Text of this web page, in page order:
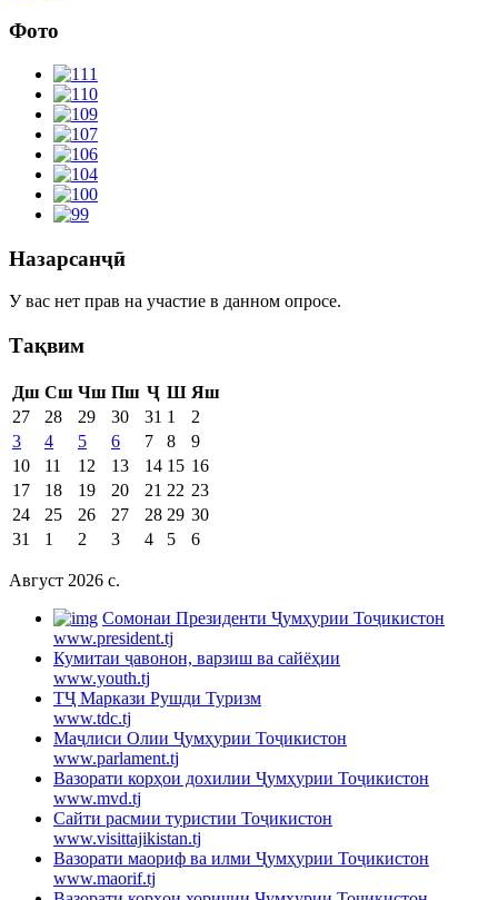
Фото
Назарсанҷӣ
У вас нет прав на участие в данном опросе.
Тақвим
Дш Сш Чш Пш Ҷ Ш Яш
27
28 29 30 31 1
2
3
4 5 6 7 8
9
10
11 12 13 14 15 16
17
18 19 20 21 22 23
24
25 26 27 28 29 30
31
1 2 3 4 5 6
Август 2026 c.
Cомонаи Президенти Ҷумҳурии Тоҷикистон
www.president.tj
Кумитаи ҷавонон, варзиш ва сайёҳии
www.youth.tj
ТҶ Маркази Рушди Туризм
www.tdc.tj
Маҷлиси Олии Ҷумҳурии Тоҷикистон
www.parlament.tj
Вазорати корҳои дохилии Ҷумҳурии Тоҷикистон
www.mvd.tj
Сайти расмии туристии Тоҷикистон
www.visittajikistan.tj
Вазорати маориф ва илми Ҷумҳурии Тоҷикистон
www.maorif.tj